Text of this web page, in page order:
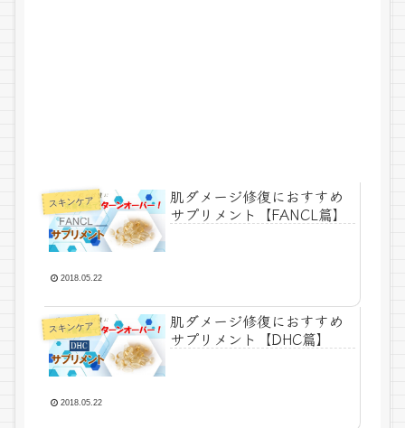
スキンケア
肌ダメージ修復におすすめ
サプリメント【FANCL篇】
2018.05.22
スキンケア
肌ダメージ修復におすすめ
サプリメント【DHC篇】
2018.05.22